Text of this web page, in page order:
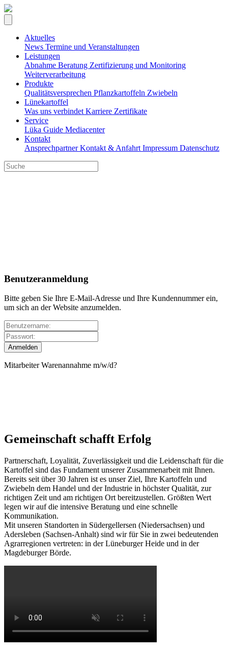
Aktuelles
News Termine und Veranstaltungen
Leistungen
Abnahme Beratung Zertifizierung und Monitoring
Weiterverarbeitung
Produkte
Qualitätsversprechen Pflanzkartoffeln Zwiebeln
Lünekartoffel
Was uns verbindet Karriere Zertifikate
Service
Lüka Guide Mediacenter
Kontakt
AnsprechpartnerKontakt & Anfahrt Impressum Datenschutz
Benutzeranmeldung
Bitte geben Sie Ihre E-Mail-Adresse und Ihre Kundennummer ein,
um sich an der Website anzumelden.
Mitarbeiter Warenannahme m/w/d?
Gemeinschaft schafft Erfolg
Partnerschaft, Loyalität, Zuverlässigkeit und die Leidenschaft für die
Kartoffel sind das Fundament unserer Zusammenarbeit mit Ihnen.
Bereits seit über 30 Jahren ist es unser Ziel, Ihre Kartoffeln und
Zwiebeln dem Handel und der Industrie in höchster Qualität, zur
richtigen Zeit und am richtigen Ort bereitzustellen. Größten Wert
legen wir auf die intensive Beratung und eine schnelle
Kommunikation.
Mit unseren Standorten in Südergellersen (Niedersachsen) und
Adersleben (Sachsen-Anhalt) sind wir für Sie in zwei bedeutenden
Agrarregionen vertreten: in der Lüneburger Heide und in der
Magdeburger Börde.